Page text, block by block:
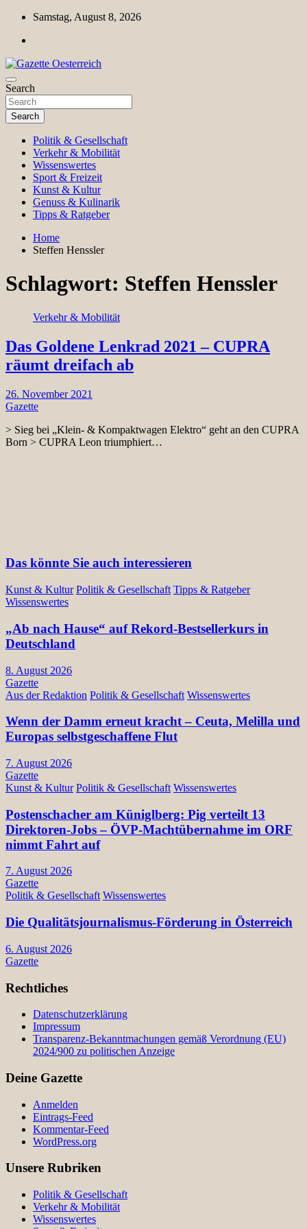
Skip
content
Samstag, August 8, 2026
Gazette Oesterreich
Magazin für Freizeit, Politik, Kultur & Wissenschaft
Search
Search
Politik & Gesellschaft
Verkehr & Mobilität
Wissenswertes
Sport & Freizeit
Kunst & Kultur
Genuss & Kulinarik
Tipps & Ratgeber
Home
Steffen Henssler
Schlagwort: Steffen Henssler
Verkehr & Mobilität
Das Goldene Lenkrad 2021 – CUPRA
räumt dreifach ab
26. November 2021
Gazette
> Sieg bei „Klein- & Kompaktwagen Elektro“ geht an den CUPRA
Born > CUPRA Leon triumphiert…
Das könnte Sie auch interessieren
Kunst & Kultur Politik & Gesellschaft Tipps & Ratgeber
Wissenswertes
„Ab nach Hause“ auf Rekord-Bestsellerkurs in
Deutschland
8. August 2026
Gazette
Aus der Redaktion Politik & Gesellschaft Wissenswertes
Wenn der Damm erneut kracht – Ceuta, Melilla und
Europas selbstgeschaffene Flut
7. August 2026
Gazette
Kunst & Kultur Politik & Gesellschaft Wissenswertes
Postenschacher am Küniglberg: Pig verteilt 13
Direktoren-Jobs – ÖVP-Machtübernahme im ORF
nimmt Fahrt auf
7. August 2026
Gazette
Politik & Gesellschaft Wissenswertes
Die Qualitätsjournalismus-Förderung in Österreich
6. August 2026
Gazette
Rechtliches
Datenschutzerklärung
Impressum
Transparenz-Bekanntmachungen gemäß Verordnung (EU)
2024/900 zu politischen Anzeige
Deine Gazette
Anmelden
Eintrags-Feed
Kommentar-Feed
WordPress.org
Unsere Rubriken
Politik & Gesellschaft
Verkehr & Mobilität
Wissenswertes